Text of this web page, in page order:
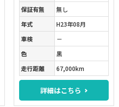
保証有無
無し
年式
H23年08月
車検
－
色
黒
走行距離
67,000km
詳細はこちら